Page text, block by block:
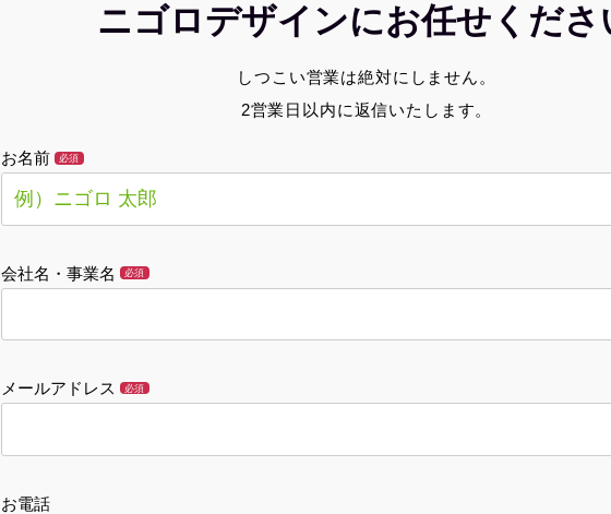
ニゴロデザインにお任せくださ
しつこい営業は絶対にしません。
2営業日以内に返信いたします。
お名前 必須
会社名・事業名 必須
メールアドレス 必須
お電話